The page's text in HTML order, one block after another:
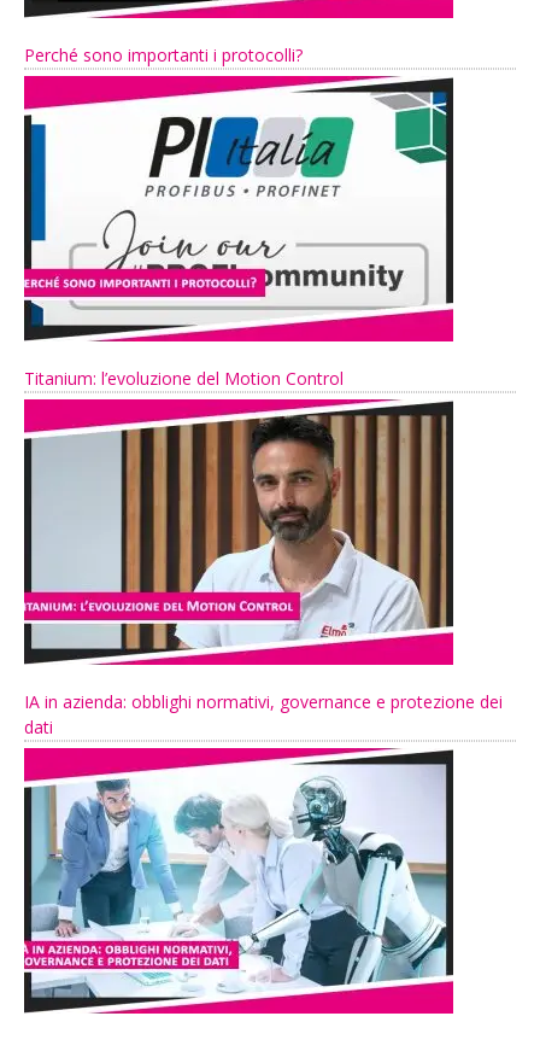
Perché sono importanti i protocolli?
Titanium: l’evoluzione del Motion Control
IA in azienda: obblighi normativi, governance e protezione dei
dati